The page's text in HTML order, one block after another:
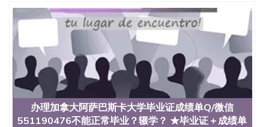
业证551190476留学生在哪里可以买假毕业证
551190476哪里可以办理加拿大毕业证551190476申
请学校办理假的毕业证成绩单可以吗551190476哪里
可以办理水印成绩单551190476哪里可以修改成绩单
GPA分数551190476假毕业证能查出来吗551190476
假文凭网上能查到吗551190476 如何拿到国外毕业证
QQ微信551190476办假大学毕业证QQ微信551190476
国外毕业证去哪认证QQ微信551190476找毕业证封皮
QQ微信551190476国外毕业证外壳定制QQ微信
551190476快速代办国外毕业证QQ微信551190476快
速拿到国外文凭QQ微信551190476国外留学文凭认证
办理加拿大阿萨巴斯卡大学毕业证成绩单Q/微信
551190476不能正常毕业？辍学？ ★毕业证＋成绩单